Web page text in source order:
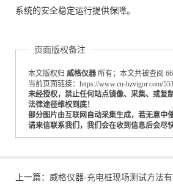
系统的安全稳定运行提供保障。
页面版权备注
本文版权归 威格仪器 所有；本文共被查阅
当前页面链接：https://www.cn-hzvigor.com/
未经授权，禁止任何站点镜像、采集、或复
法律途径维权到底！
部分图片由互联网自动采集生成，若无意中
请来信联系我们，我们会在收到信息后会尽
上一篇： 威格仪器-充电桩现场测试方法